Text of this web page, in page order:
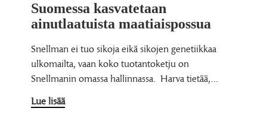
Suomessa kasvatetaan
ainutlaatuista maatiaispossua
Snellman ei tuo sikoja eikä sikojen genetiikkaa
ulkomailta, vaan koko tuotantoketju on
Snellmanin omassa hallinnassa. Harva tietää,…
Lue lisää